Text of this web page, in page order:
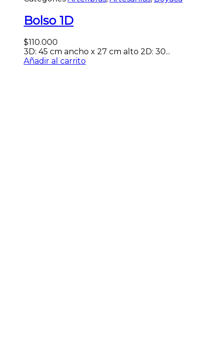
Bolso 1D
$110.000
3D: 45 cm ancho x 27 cm alto 2D: 30...
Añadir al carrito